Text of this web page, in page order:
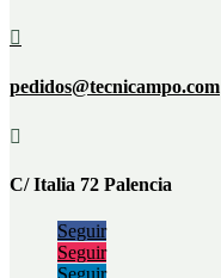

pedidos@tecnicampo.com

C/ Italia 72 Palencia
Seguir
Seguir